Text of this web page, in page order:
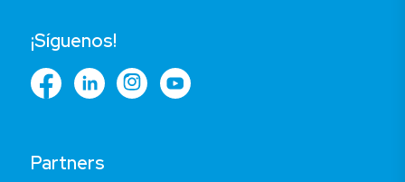
Partners
¡Síguenos!